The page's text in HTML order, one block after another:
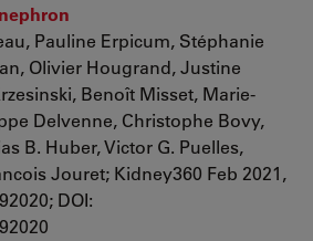
Pauline Erpicum, Stéphanie
Olivier Hougrand, Justine
Benoît Misset, Marie-
Delvenne, Christophe Bovy,
B. Huber, Victor G. Puelles,
Jouret; Kidney360 Feb 2021,
DOI: